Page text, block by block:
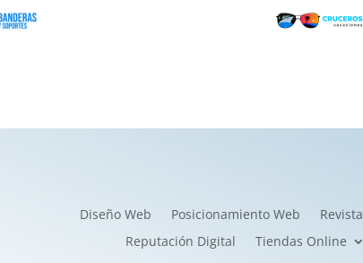
Diseño Web Posicionamiento Web
Reputación Digital
Tiendas Online